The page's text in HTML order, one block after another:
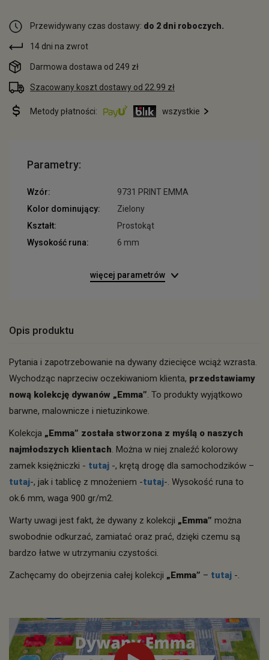
Przewidywany czas dostawy: do 2 dni roboczych.
14 dni na zwrot
Darmowa dostawa od 249 zł
Szacowany koszt dostawy od 22.99 zł
Metody płatności: wszystkie
Parametry:
Wzór:
9731 PRINT EMMA
Kolor dominujący:
Zielony
Kształt:
Prostokąt
Wysokość runa:
6 mm
więcej parametrów
Opis produktu
Pytania i zapotrzebowanie na dywany dziecięce wciąż wzrasta.
Wychodząc naprzeciw oczekiwaniom klienta, przedstawiamy
nową kolekcję dywanów „Emma”. To produkty wyjątkowo
barwne, malownicze i nietuzinkowe.
Kolekcja „Emma” została stworzona z myślą o naszych
najmłodszych klientach. Można w niej znaleźć kolorowy
zamek księżniczki - tutaj -, krętą drogę dla samochodzików –
tutaj-, jak i tablicę z mnożeniem -tutaj-. Wysokość runa to
ok.6 mm, waga 900 gr/m2.
Warty uwagi jest fakt, że dywany z kolekcji „Emma” można
swobodnie odkurzać, zamiatać oraz prać, dzięki czemu są
bardzo łatwe w utrzymaniu czystości.
Zachęcamy do obejrzenia całej kolekcji „Emma” – tutaj -.